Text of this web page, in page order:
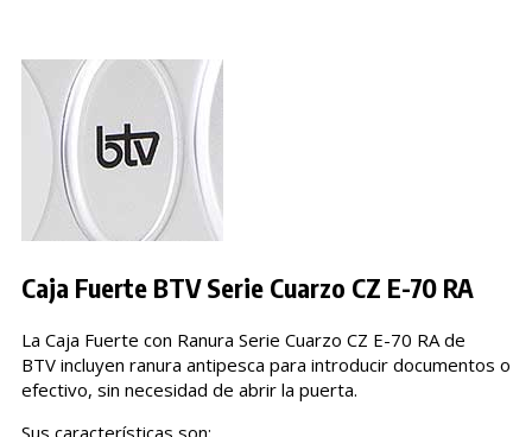
Caja Fuerte BTV Serie Cuarzo CZ E-70 RA
La Caja Fuerte con Ranura Serie Cuarzo CZ E-70 RA de
BTV incluyen ranura antipesca para introducir documentos o
efectivo, sin necesidad de abrir la puerta.
Sus características son: